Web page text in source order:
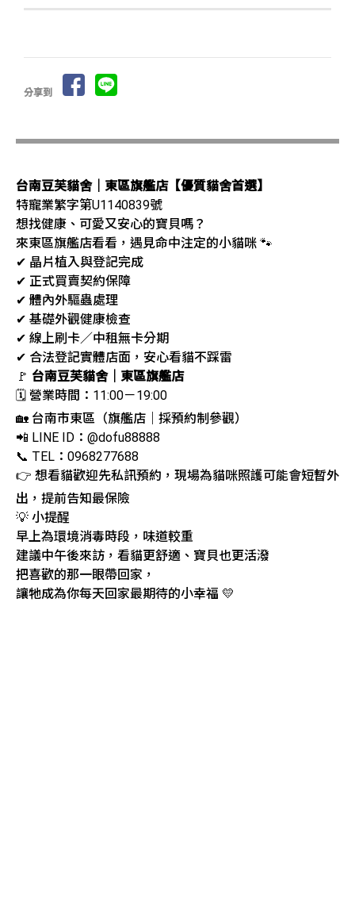
分享到
台南豆芙貓舍｜東區旗艦店【優質貓舍首選】
特寵業繁字第U1140839號
想找健康、可愛又安心的寶貝嗎？
來東區旗艦店看看，遇見命中注定的小貓咪 🐾
✔ 晶片植入與登記完成
✔ 正式買賣契約保障
✔ 體內外驅蟲處理
✔ 基礎外觀健康檢查
✔ 線上刷卡／中租無卡分期
✔ 合法登記實體店面，安心看貓不踩雷
🚩 台南豆芙貓舍｜東區旗艦店
🗓️ 營業時間：11:00－19:00
🏡 台南市東區（旗艦店｜採預約制參觀）
📲 LINE ID：@dofu88888
📞 TEL：0968277688
👉 想看貓歡迎先私訊預約，現場為貓咪照護可能會短暫外
出，提前告知最保險
💡 小提醒
早上為環境消毒時段，味道較重
建議中午後來訪，看貓更舒適、寶貝也更活潑
把喜歡的那一眼帶回家，
讓牠成為你每天回家最期待的小幸福 💛